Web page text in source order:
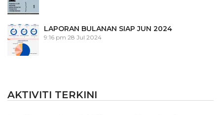
LAPORAN BULANAN SIAP JUN 2024
9:16 pm 28 Jul 2024
AKTIVITI TERKINI